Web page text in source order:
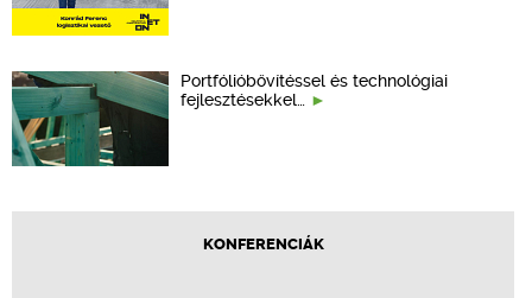
Portfólióbővítéssel és technológiai
fejlesztésekkel…
KONFERENCIÁK